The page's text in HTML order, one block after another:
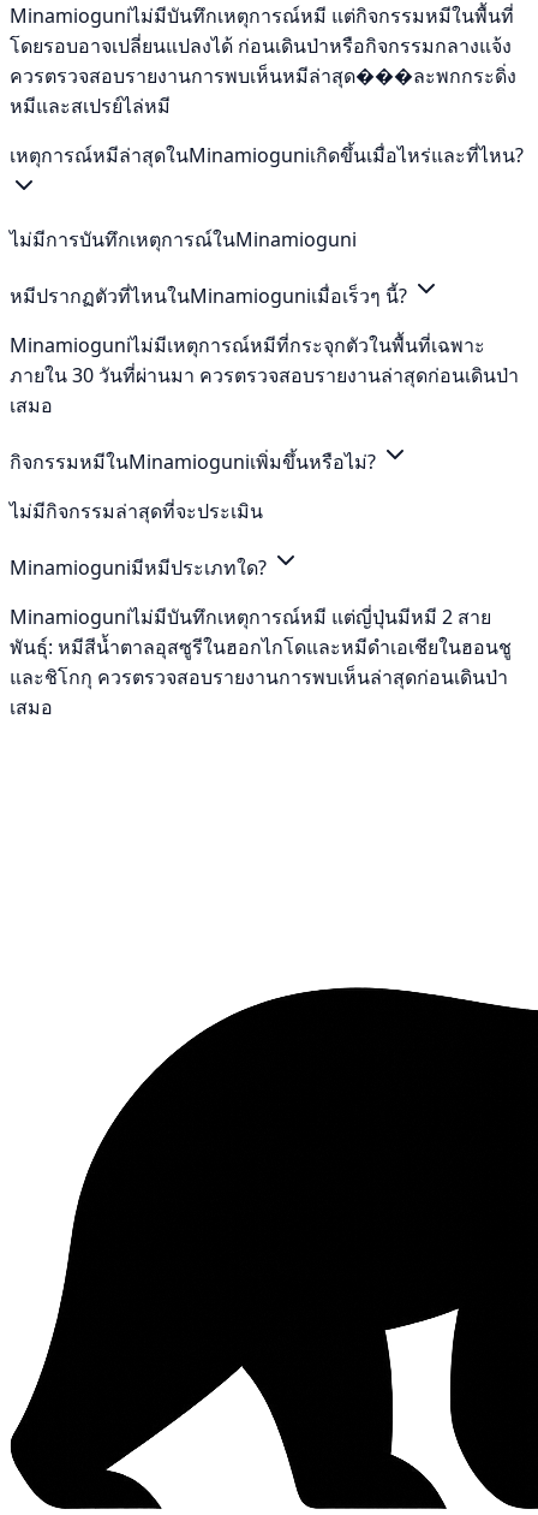
Minamioguniไม่มีบันทึกเหตุการณ์หมี แต่กิจกรรมหมีในพื้นที่
โดยรอบอาจเปลี่ยนแปลงได้ ก่อนเดินป่าหรือกิจกรรมกลางแจ้ง
ควรตรวจสอบรายงานการพบเห็นหมีล่าสุด���ละพกกระดิ่ง
หมีและสเปรย์ไล่หมี
เหตุการณ์หมีล่าสุดในMinamioguniเกิดขึ้นเมื่อไหร่และที่ไหน?
ไม่มีการบันทึกเหตุการณ์ในMinamioguni
หมีปรากฏตัวที่ไหนในMinamioguniเมื่อเร็วๆ นี้?
Minamioguniไม่มีเหตุการณ์หมีที่กระจุกตัวในพื้นที่เฉพาะ
ภายใน 30 วันที่ผ่านมา ควรตรวจสอบรายงานล่าสุดก่อนเดินป่า
เสมอ
กิจกรรมหมีในMinamioguniเพิ่มขึ้นหรือไม่?
ไม่มีกิจกรรมล่าสุดที่จะประเมิน
Minamioguniมีหมีประเภทใด?
Minamioguniไม่มีบันทึกเหตุการณ์หมี แต่ญี่ปุ่นมีหมี 2 สาย
พันธุ์: หมีสีน้ำตาลอุสซูรีในฮอกไกโดและหมีดำเอเชียในฮอนชู
และชิโกกุ ควรตรวจสอบรายงานการพบเห็นล่าสุดก่อนเดินป่า
เสมอ